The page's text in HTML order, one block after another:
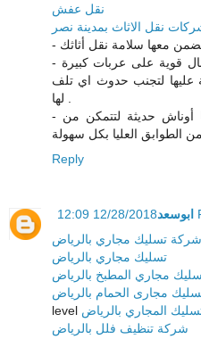
نقل عفش
نقل الاثاث بمدينة نصر
معها سلامة نقل أثاثك
- تعامل مع شركة تنقل قطع أثاثك بحبال قوية على عربات كبيرة
عليها لتجنب حدوث اي تلف
- يجب أن يكون لشركة المتعاقد معها أوناش حديثة لتتمكن من
Reply
ابوسعد
شركة تسليك مجاري بالرياض
تسليك مجاري بالرياض
مجاري المطبخ بالرياض
مجارى الحمام بالرياض
level المجاري بالرياض
شركة تنظيف فلل بالرياض